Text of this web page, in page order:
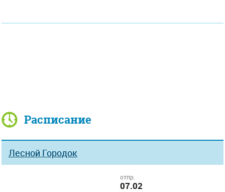
Расписание
Лесной Городок
отпр.
07.02